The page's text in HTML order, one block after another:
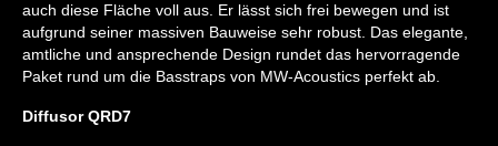
auch diese Fläche voll aus. Er lässt sich frei bewegen und ist
aufgrund seiner massiven Bauweise sehr robust. Das elegante,
amtliche und ansprechende Design rundet das hervorragende
Paket rund um die Basstraps von MW-Acoustics perfekt ab.
Diffusor QRD7